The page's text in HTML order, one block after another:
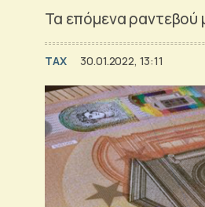
Τα επόμενα ραντεβού
TAX 30.01.2022, 13:11